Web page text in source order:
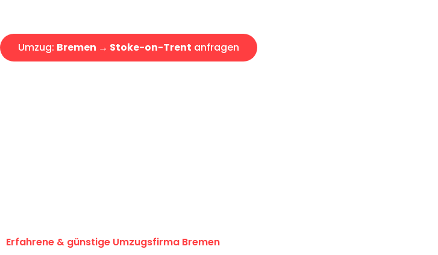
Umzug: Bremen → Stoke-on-Trent anfragen
Erfahrene & günstige Umzugsfirma Bremen